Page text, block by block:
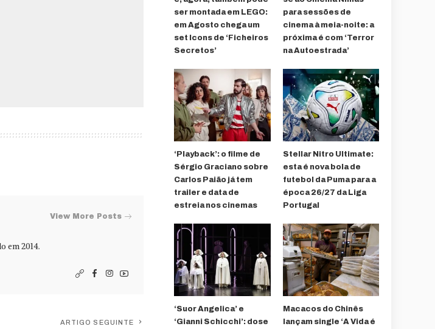
View More Posts
em 2014.
ARTIGO SEGUINTE
ser montada em LEGO:
em Agosto chega um
set Icons de ‘Ficheiros
Secretos’
para sessões de
cinema à meia-noite: a
próxima é com ‘Terror
na Autoestrada’
‘Playback’: o filme de
Sérgio Graciano sobre
Carlos Paião já tem
trailer e data de
estreia nos cinemas
Stellar Nitro Ultimate:
esta é nova bola de
futebol da Puma para a
época 26/27 da Liga
Portugal
‘Suor Angelica’ e
‘Gianni Schicchi’: dose
Macacos do Chinês
lançam single ‘A Vida é